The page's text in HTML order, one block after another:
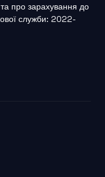
про зарахування до
служби: 2022-